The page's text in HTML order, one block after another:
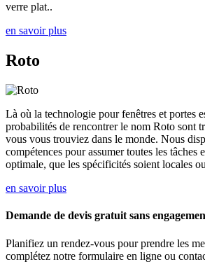
verre plat..
en savoir plus
Roto
Là où la technologie pour fenêtres et portes
probabilités de rencontrer le nom Roto sont
vous vous trouviez dans le monde. Nous
compétences pour assumer toutes les
optimale, que les spécificités soient locales
en savoir plus
Demande de devis gratuit sans
Planifiez un rendez-vous pour prendre les
complétez notre formulaire en ligne ou